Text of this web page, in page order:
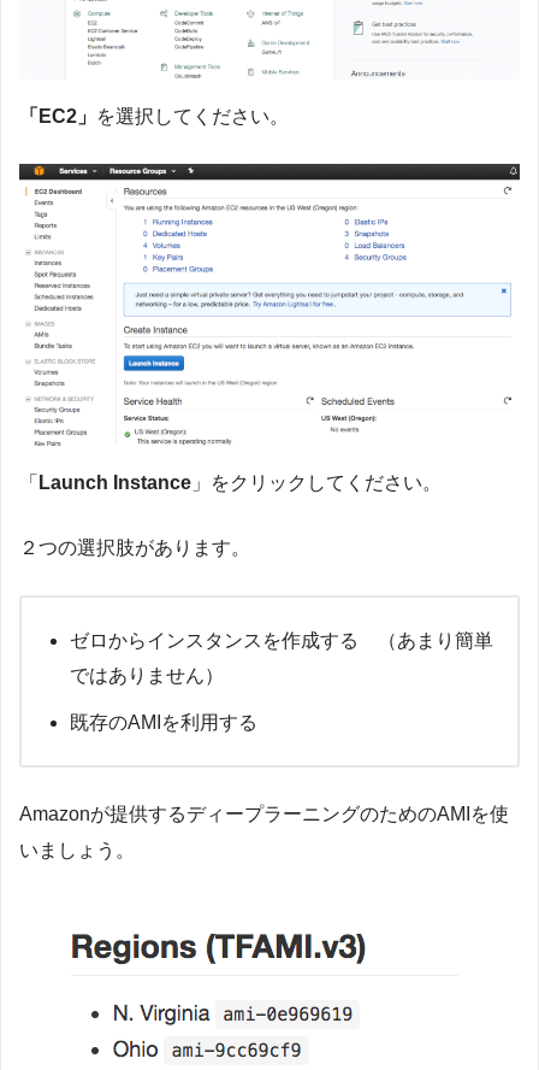
「EC2」 を選択してください。
「 Launch Instance 」をクリックしてください。
２つの選択肢があります。
ゼロからインスタンスを作成する （あまり簡単
ではありません）
既存のAMIを利用する
Amazonが提供するディープラーニングのためのAMIを使
いましょう。